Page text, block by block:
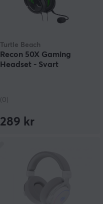
Turtle Beach
Recon 50X Gaming
Headset - Svart
(0)
289 kr